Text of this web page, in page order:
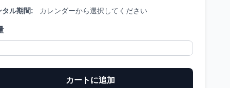
タル期間: カレンダーから選択してください
カートに追加